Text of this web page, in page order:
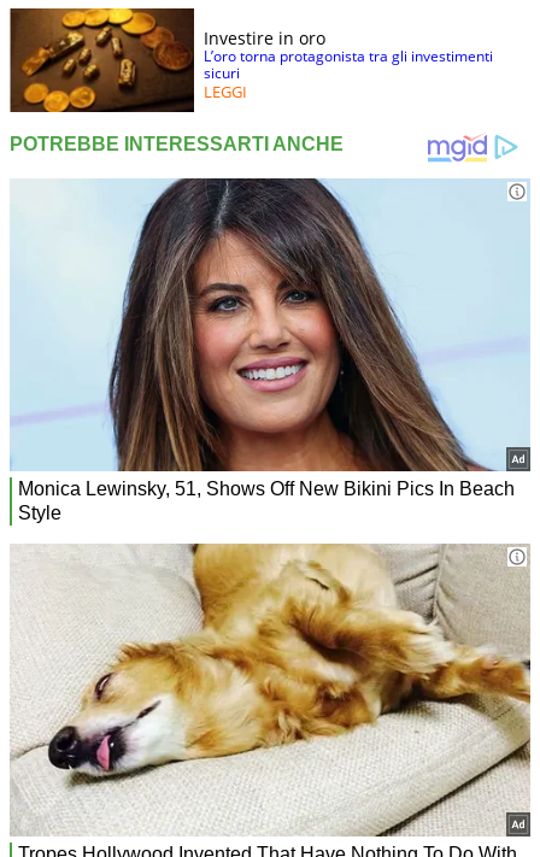
Investire in oro
L’oro torna protagonista tra gli investimenti
sicuri
LEGGI